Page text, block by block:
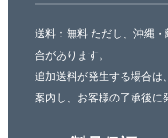
送料：無料 ただし、沖縄
合があります。
追加送料が発生する場合は
案内し、お客様の了承後に